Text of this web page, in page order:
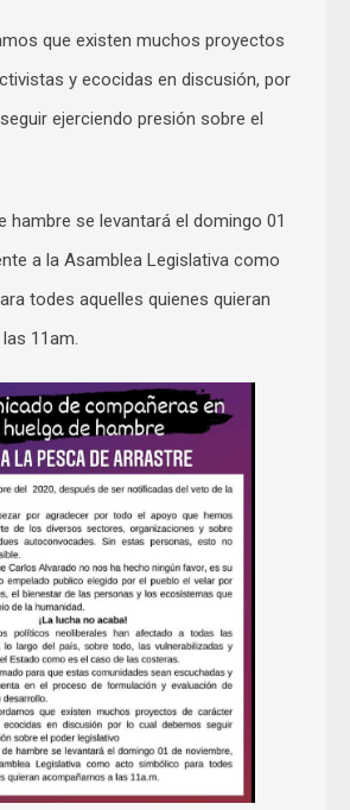
que existen muchos proyectos
y ecocidas en discusión, por
ejerciendo presión sobre el
hambre se levantará el domingo 01
a la Asamblea Legislativa como
todes aquelles quienes quieran
11am.